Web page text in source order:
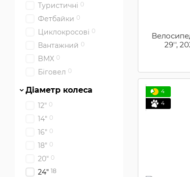
29'',
4
4
Туристичні 0
Фетбайки 0
Циклокросові 0
Вантажний 0
BMX 0
Біговел 0
Діаметр колеса
12" 0
14" 0
16" 0
18" 0
20" 0
24" 18